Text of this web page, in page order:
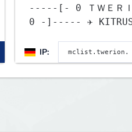
-----[- 0 ＴＷＥＲＩＯＮ.ＮＥＴ
0 -]----- ✈ KITRUSH SEASON 2
IP: